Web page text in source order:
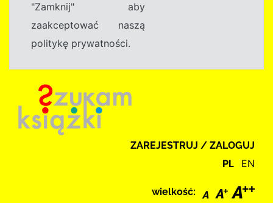
"Zamknij" aby
zaakceptować naszą
politykę prywatności.
ZAREJESTRUJ / ZALOGUJ
PL EN
wielkość: